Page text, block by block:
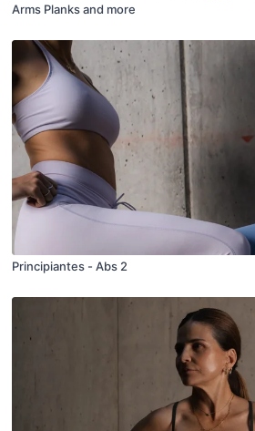
Arms Planks and more
Principiantes - Abs 2